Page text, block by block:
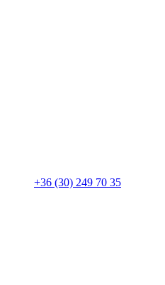
+36 (30) 249 70 35